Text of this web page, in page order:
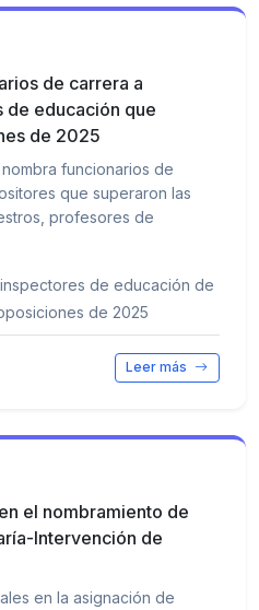
de carrera a
de educación que
de 2025
funcionarios de
que superaron las
profesores de
de educación de
de 2025
Leer más
el nombramiento de
Intervención de
en la asignación de